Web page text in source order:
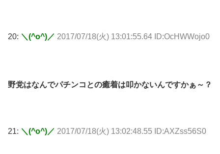
20: ＼(^o^)／ 2017/07/18(火) 13:01:55.64 ID:OcHWWojo0
野党はなんでパチンコとの癒着は叩かないんですかぁ～？
21: ＼(^o^)／ 2017/07/18(火) 13:02:48.55 ID:AXZss56S0